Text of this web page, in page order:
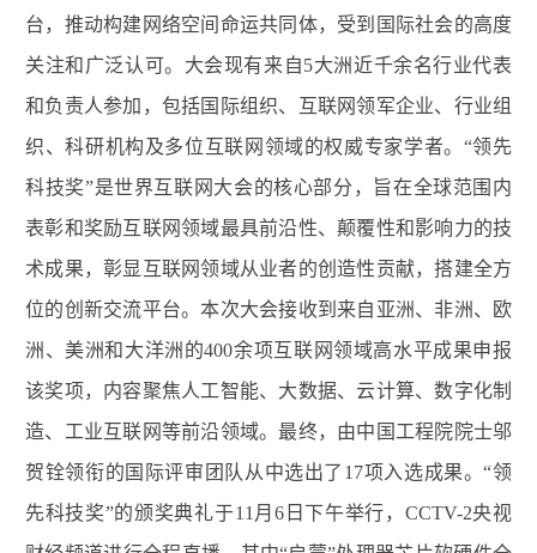
台，推动构建网络空间命运共同体，受到国际社会的高度
关注和广泛认可。大会现有来自5大洲近千余名行业代表
和负责人参加，包括国际组织、互联网领军企业、行业组
织、科研机构及多位互联网领域的权威专家学者。“领先
科技奖”是世界互联网大会的核心部分，旨在全球范围内
表彰和奖励互联网领域最具前沿性、颠覆性和影响力的技
术成果，彰显互联网领域从业者的创造性贡献，搭建全方
位的创新交流平台。本次大会接收到来自亚洲、非洲、欧
洲、美洲和大洋洲的400余项互联网领域高水平成果申报
该奖项，内容聚焦人工智能、大数据、云计算、数字化制
造、工业互联网等前沿领域。最终，由中国工程院院士邬
贺铨领衔的国际评审团队从中选出了17项入选成果。“领
先科技奖”的颁奖典礼于11月6日下午举行，CCTV-2央视